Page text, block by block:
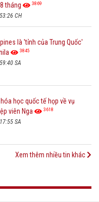
tháng
3869
CH
là 'tỉnh của Trung Quốc'
3845
SA
học quốc tế họp về vụ
viên Nga
3618
SA
Xem thêm nhiều tin khác